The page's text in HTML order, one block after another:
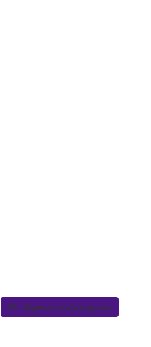
Síguenos en Instagram